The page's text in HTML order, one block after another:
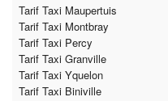
Tarif Taxi Maupertuis
Tarif Taxi Montbray
Tarif Taxi Percy
Tarif Taxi Granville
Tarif Taxi Yquelon
Tarif Taxi Biniville